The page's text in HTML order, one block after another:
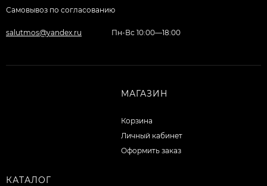
Самовывоз по согласованию
salutmos@yandex.ru Пн-Вс 10:00—18:00
МАГАЗИН
Корзина
Личный кабинет
Оформить заказ
КАТАЛОГ